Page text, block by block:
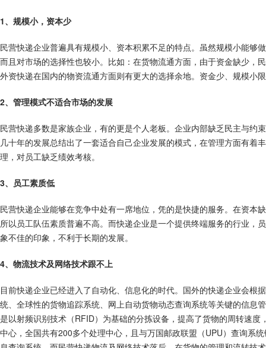
1、规模小，资本少
民营快递企业普遍具有规模小、资本积累不足的特点。虽然规模小能够
而且对市场的选择性也较小。比如：在货物流通方面，由于资金缺少，
外资快递在国内的物资流通方面则有更大的选择余地。资金少、规模小
2、管理模式不适合市场的发展
民营快递多数是家族企业，有的更是个人老板。企业内部缺乏民主与约
几十年的发展总结出了一套适合自己企业发展的模式，在管理方面有着
理，对员工缺乏绩效考核。
3、员工素质低
民营快递企业能够在竞争中处有一席地位，凭的是快捷的服务。在资本
所以员工队伍素质普遍不高。而快递企业是一个提供终端服务的行业，
象不佳的印象，不利于长期的发展。
4、物流技术及网络技术跟不上
目前快递企业已经进入了自动化、信息化的时代。国外的快递企业会根
统、全球性的货物追踪系统、网上自动货物动态查询系统等关键的信息
是以射频识别技术（RFID）为基础的分拣设备，提高了货物的周转速
中心，全国共有200多个处理中心，且与万国邮政联盟（UPU）查询系